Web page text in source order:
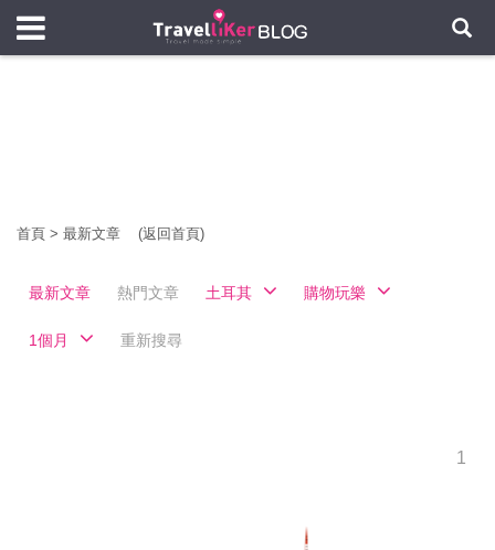
首頁 > 最新文章 (返回首頁)
最新文章 熱門文章 土耳其 購物玩樂
1個月 重新搜尋
1